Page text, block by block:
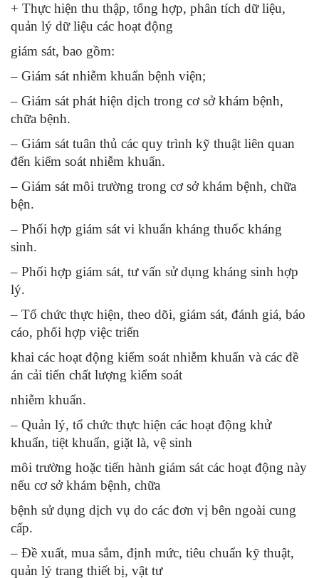
+ Thực hiện thu thập, tổng hợp, phân tích dữ liệu,
quản lý dữ liệu các hoạt động
giám sát, bao gồm:
– Giám sát nhiễm khuẩn bệnh viện;
– Giám sát phát hiện dịch trong cơ sở khám bệnh,
chữa bệnh.
– Giám sát tuân thủ các quy trình kỹ thuật liên quan
đến kiểm soát nhiễm khuẩn.
– Giám sát môi trường trong cơ sở khám bệnh, chữa
bện.
– Phối hợp giám sát vi khuẩn kháng thuốc kháng
sinh.
– Phối hợp giám sát, tư vấn sử dụng kháng sinh hợp
lý.
– Tổ chức thực hiện, theo dõi, giám sát, đánh giá, báo
cáo, phối hợp việc triển
khai các hoạt động kiểm soát nhiễm khuẩn và các đề
án cải tiến chất lượng kiểm soát
nhiễm khuẩn.
– Quản lý, tổ chức thực hiện các hoạt động khử
khuẩn, tiệt khuẩn, giặt là, vệ sinh
môi trường hoặc tiến hành giám sát các hoạt động này
nếu cơ sở khám bệnh, chữa
bệnh sử dụng dịch vụ do các đơn vị bên ngoài cung
cấp.
– Đề xuất, mua sắm, định mức, tiêu chuẩn kỹ thuật,
quản lý trang thiết bị, vật tư